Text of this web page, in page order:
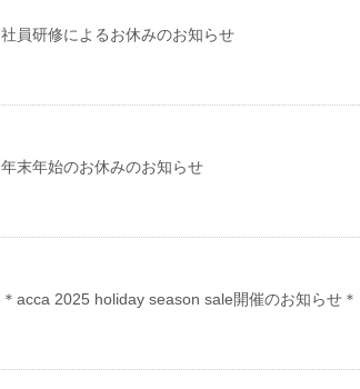
社員研修によるお休みのお知らせ
年末年始のお休みのお知らせ
＊acca 2025 holiday season sale開催のお知らせ＊